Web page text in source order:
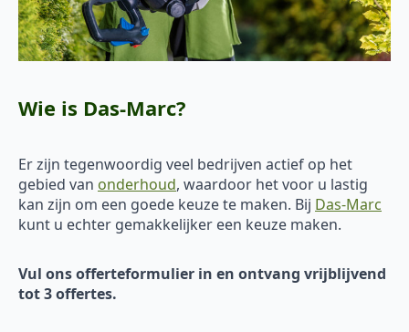
Wie is Das-Marc?
Er zijn tegenwoordig veel bedrijven actief op het
gebied van onderhoud, waardoor het voor u lastig
kan zijn om een goede keuze te maken. Bij Das-Marc
kunt u echter gemakkelijker een keuze maken.
Vul ons offerteformulier in en ontvang vrijblijvend
tot 3 offertes.